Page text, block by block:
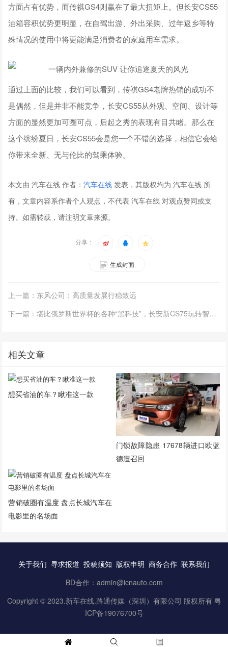
方面占有优势，而传祺GS4则赢在了最大扭矩上。但长安CS55
油箱容积优势更明显，在自驾出游、外出采购、过年返乡等特
殊情况的使用中将更能满足消费者的家庭用车需求。
通过上面的比较，我们可以看到，传祺GS4老牌热销的成功不
是偶然，但是并非不能竞争，长安CS55从外观、空间、设计等
方面的显然更加可圈可点，后起之秀的表现有目共睹。那么在
这个缤纷夏日，长安CS55会是您一个不错的选择，相信它会给
你带来全新、无与伦比的驾乘体验。
本文由 汽车在线 作者：汽车在线 发表，其版权均为 汽车在线 所
有，文章内容系作者个人观点，不代表 汽车在线 对观点赞同或支
持。如需转载，请注明文章来源。
分享：
生成封面
上一篇：东风公司：高质量发展行稳致远
下一篇：堪比俄罗斯世界杯的各种“黑科技”，长安新CS75玩转智能出行
相关文章
想买省油的车？瞅准这一款
门锁故障隐患 17678辆进口欧蓝
德遭召回
营销破圈有温度 盘点长城汽车在
电影里的名场面
关于我们 寻求报道 投稿须知 版权申明 商务合作 联系我们
BD合作：admin@icnauto.com
Copyright © 2023.新车在线.路通传媒（深圳）有限公司 版权所有 粤
ICP备19076700号